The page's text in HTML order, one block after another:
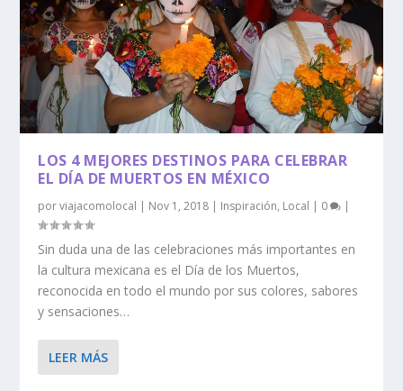
LOS 4 MEJORES DESTINOS PARA CELEBRAR
EL DÍA DE MUERTOS EN MÉXICO
porviajacomolocal | Nov 1, 2018 | Inspiración, Local | 0 |
Sin duda una de las celebraciones más importantes en
la cultura mexicana es el Día de los Muertos,
reconocida en todo el mundo por sus colores, sabores
y sensaciones…
LEER MÁS